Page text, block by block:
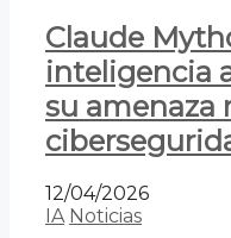
Claude
inteligencia
su amenaza
12/04/2026
IA Noticias